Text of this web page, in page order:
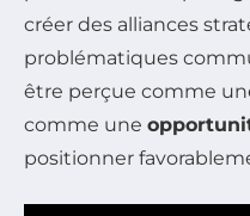
créer des alliances
problématiques
être perçue comme
comme une
positionner